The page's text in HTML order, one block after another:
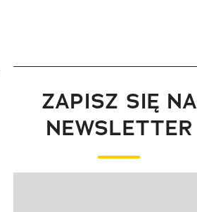
ZAPISZ SIĘ NA
NEWSLETTER